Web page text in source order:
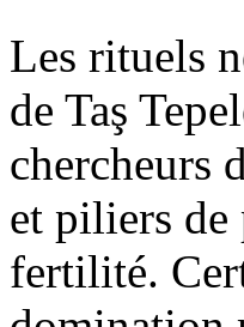
Les rituels
de Taş
chercheurs
et piliers de
fertilité.